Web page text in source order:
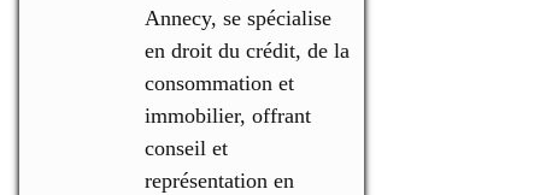
Annecy, se spécialise
en droit du crédit, de la
consommation et
immobilier, offrant
conseil et
représentation en